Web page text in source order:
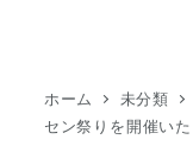
ホーム 未分類
セン祭りを開催い